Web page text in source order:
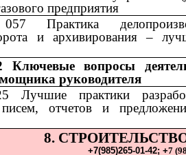
предприятия
Практика
и архивирования –
Ключевые вопросы
руководителя
Лучшие практики
отчетов и
8.
+7(985)265-01-42;​​+7